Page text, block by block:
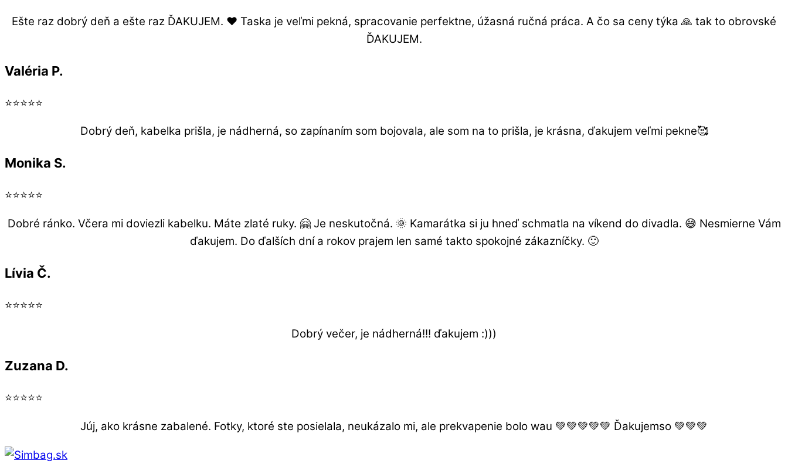
Ešte raz dobrý deň a ešte raz ĎAKUJEM. ❤️ Taska je veľmi pekná, spracovanie perfektne, úžasná ručná práca. A čo sa ceny týka 🙏 tak to obrovské
ĎAKUJEM.
Valéria P.
⭐⭐⭐⭐⭐
Dobrý deň, kabelka prišla, je nádherná, so zapínaním som bojovala, ale som na to prišla, je krásna, ďakujem veľmi pekne🥰
Monika S.
⭐⭐⭐⭐⭐
Dobré ránko. Včera mi doviezli kabelku. Máte zlaté ruky. 🤗 Je neskutočná. 🌞 Kamarátka si ju hneď schmatla na víkend do divadla. 😅 Nesmierne Vám
ďakujem. Do ďalších dní a rokov prajem len samé takto spokojné zákazníčky. 🙂
Lívia Č.
⭐⭐⭐⭐⭐
Dobrý večer, je nádherná!!! ďakujem :)))
Zuzana D.
⭐⭐⭐⭐⭐
Júj, ako krásne zabalené. Fotky, ktoré ste posielala, neukázalo mi, ale prekvapenie bolo wau 💚💚💚💚💚 Ďakujemso 💚💚💚